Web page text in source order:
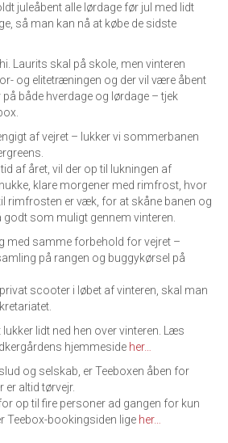
juleåbent alle lørdage før jul med lidt
så man kan nå at købe de sidste
Laurits skal på skole, men vinteren
og elitetræningen og der vil være åbent
både hverdage og lørdage – tjek
af vejret – lukker vi sommerbanen
af året, vil der op til lukningen af
klare morgener med rimfrost, hvor
rimfrosten er væk, for at skåne banen og
som muligt gennem vinteren.
med samme forbehold for vejret –
på rangen og buggykørsel på
scooter i løbet af vinteren, skal man
lidt ned hen over vinteren. Læs
hjemmeside her…
og selskab, er Teeboxen åben for
er altid tørvejr.
op til fire personer ad gangen for kun
Teebox-bookingsiden lige her…